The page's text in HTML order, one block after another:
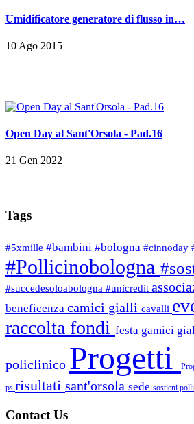
Umidificatore generatore di flusso in…
10 Ago 2015
Open Day al Sant'Orsola - Pad.16
21 Gen 2022
Tags
#5xmille #bambini #bologna #cinnoday
#Pollicinobologna
#succedesoloabologna #unicredit
beneficenza camici gialli cavalli
raccolta fondi festa gamici
policlinico Progetti
ps risultati sant'orsola sede sostieni
Contact Us